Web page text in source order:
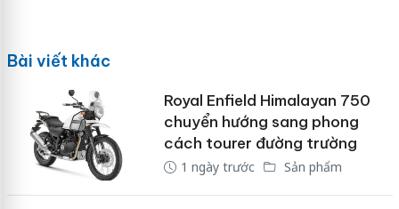
Bài viết khác
Royal Enfield Himalayan 750
chuyển hướng sang phong
cách tourer đường trường
1 ngày trước Sản phẩm